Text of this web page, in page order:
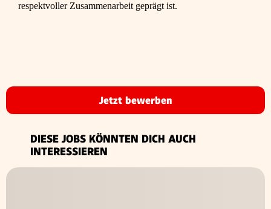
respektvoller Zusammenarbeit geprägt ist.
Jetzt bewerben
DIESE JOBS KÖNNTEN DICH AUCH
INTERESSIEREN